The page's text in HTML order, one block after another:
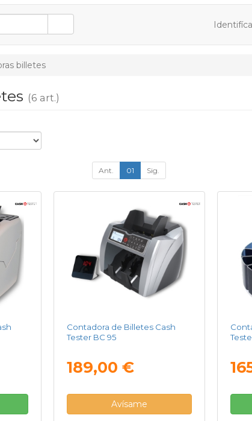
billetes
(6 art.)
Ant. 01 Sig.
Contadora de Billetes Cash
Tester BC 95
189,00 €
Avísame